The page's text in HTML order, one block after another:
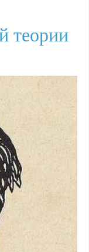
теории